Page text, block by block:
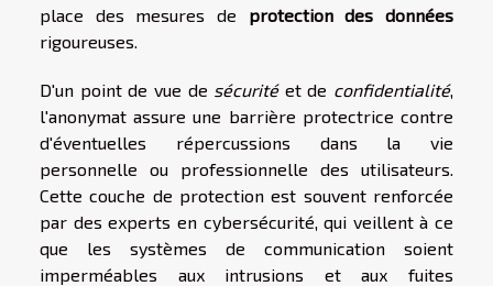
place des mesures de protection des données
rigoureuses.
D'un point de vue de sécuritéet de confidentialité,
l'anonymat assure une barrière protectrice contre
d'éventuelles répercussions dans la vie
personnelle ou professionnelle des utilisateurs.
Cette couche de protection est souvent renforcée
par des experts en cybersécurité, qui veillent à ce
que les systèmes de communication soient
imperméables aux intrusions et aux fuites